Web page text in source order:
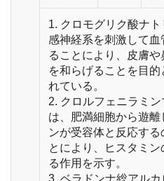
1. クロモグリク酸ナ
感神経系を刺激して血
ることにより、皮膚や
を和らげることを目的
れている。
2. クロルフェニラミ
は、肥満細胞から遊離
ンが受容体と反応する
とにより、ヒスタミン
る作用を示す。